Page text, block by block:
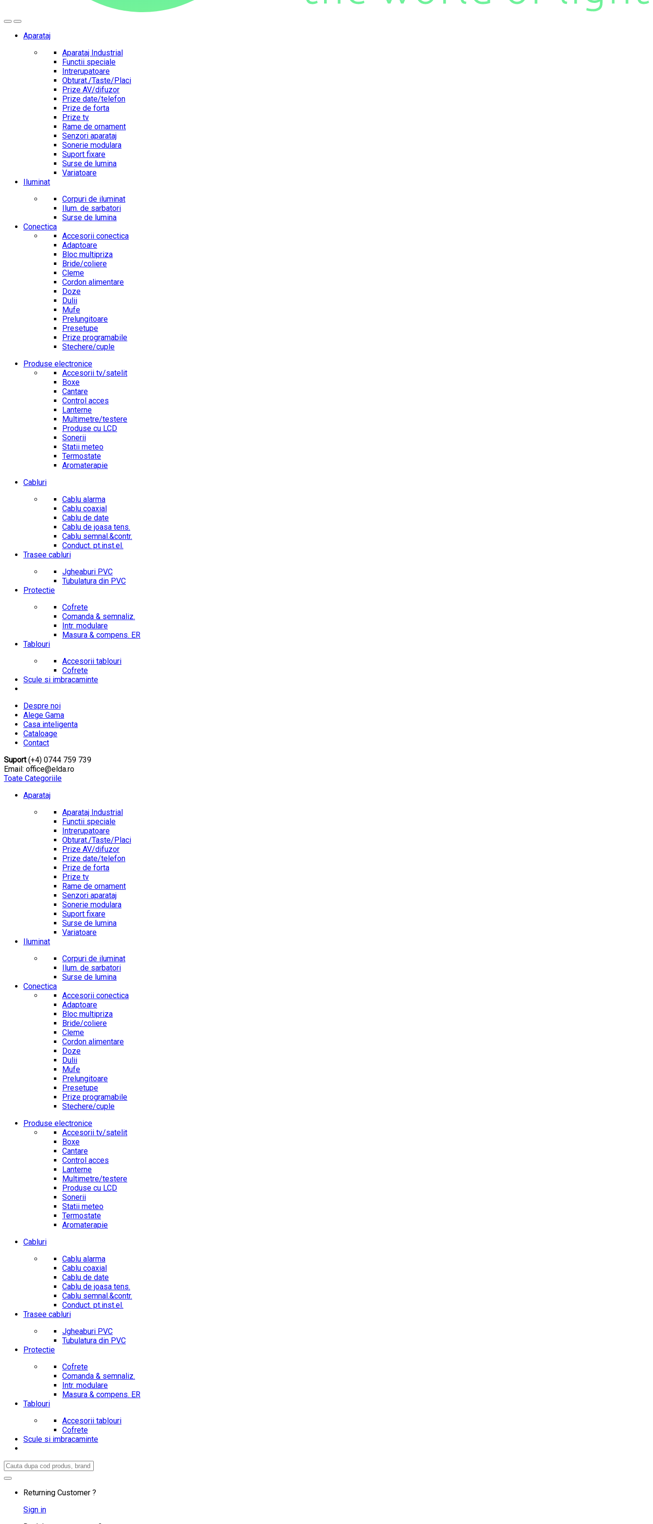
Aparataj
Aparataj Industrial
Functii speciale
Intrerupatoare
Obturat./Taste/Placi
Prize AV/difuzor
Prize date/telefon
Prize de forta
Prize tv
Rame de ornament
Senzori aparataj
Sonerie modulara
Suport fixare
Surse de lumina
Variatoare
Iluminat
Corpuri de iluminat
Ilum. de sarbatori
Surse de lumina
Conectica
Accesorii conectica
Adaptoare
Bloc multipriza
Bride/coliere
Cleme
Cordon alimentare
Doze
Dulii
Mufe
Prelungitoare
Presetupe
Prize programabile
Stechere/cuple
Produse electronice
Accesorii tv/satelit
Boxe
Cantare
Control acces
Lanterne
Multimetre/testere
Produse cu LCD
Sonerii
Statii meteo
Termostate
Aromaterapie
Cabluri
Cablu alarma
Cablu coaxial
Cablu de date
Cablu de joasa tens.
Cablu semnal.&contr.
Conduct. pt.inst.el.
Trasee cabluri
Jgheaburi PVC
Tubulatura din PVC
Protectie
Cofrete
Comanda & semnaliz.
Intr. modulare
Masura & compens. ER
Tablouri
Accesorii tablouri
Cofrete
Scule si imbracaminte
Despre noi
Alege Gama
Casa inteligenta
Cataloage
Contact
Suport(+4) 0744 759 739
Email: office@elda.ro
Toate Categoriile
Aparataj
Aparataj Industrial
Functii speciale
Intrerupatoare
Obturat./Taste/Placi
Prize AV/difuzor
Prize date/telefon
Prize de forta
Prize tv
Rame de ornament
Senzori aparataj
Sonerie modulara
Suport fixare
Surse de lumina
Variatoare
Iluminat
Corpuri de iluminat
Ilum. de sarbatori
Surse de lumina
Conectica
Accesorii conectica
Adaptoare
Bloc multipriza
Bride/coliere
Cleme
Cordon alimentare
Doze
Dulii
Mufe
Prelungitoare
Presetupe
Prize programabile
Stechere/cuple
Produse electronice
Accesorii tv/satelit
Boxe
Cantare
Control acces
Lanterne
Multimetre/testere
Produse cu LCD
Sonerii
Statii meteo
Termostate
Aromaterapie
Cabluri
Cablu alarma
Cablu coaxial
Cablu de date
Cablu de joasa tens.
Cablu semnal.&contr.
Conduct. pt.inst.el.
Trasee cabluri
Jgheaburi PVC
Tubulatura din PVC
Protectie
Cofrete
Comanda & semnaliz.
Intr. modulare
Masura & compens. ER
Tablouri
Accesorii tablouri
Cofrete
Scule si imbracaminte
Search
for:
Returning Customer ?
Sign in